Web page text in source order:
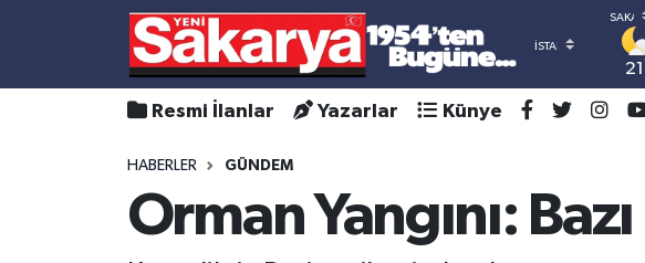
21
Resmi İlanlar Yazarlar Künye
HABERLER GÜNDEM
Orman Yangını: